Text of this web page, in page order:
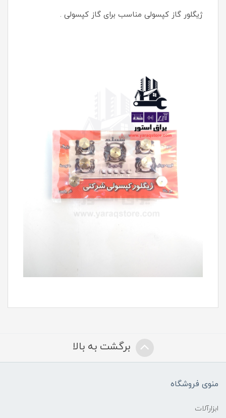
ژیگلور گاز کپسولی مناسب برای گاز کپسولی .
برگشت به بالا
منوی فروشگاه
ابزارآلات